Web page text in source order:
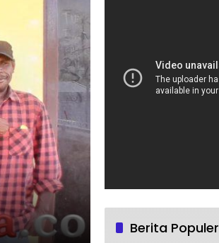
Berita Populer